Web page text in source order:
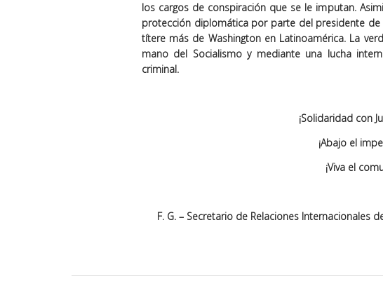
los cargos de conspiración que se le imputan.
protección diplomática por parte del presidente
títere más de Washington en Latinoamérica. La
mano del Socialismo y mediante una lucha
criminal.
¡Solidaridad con
¡Abajo el
¡Viva el
F. G. – Secretario de Relaciones Internacionales